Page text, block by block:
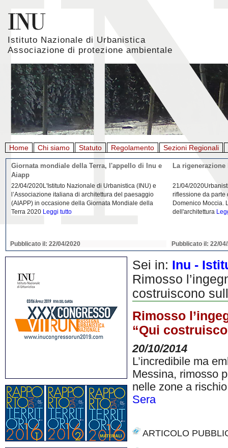
Istituto Nazionale di Urbanistica
Associazione di protezione ambientale
Home Chi siamo Statuto Regolamento Sezioni Regionali
Giornata mondiale della Terra, l'appello di Inu e
Aiapp
22/04/2020L'Istituto Nazionale di Urbanistica (INU) e
l’Associazione italiana di architettura del paesaggio
(AIAPP) in occasione della Giornata Mondiale della
Terra 2020 Leggi tutto
Pubblicato il: 22/04/2020
La
21/04/
riflessione da parte
Domenico Moccia.
dell'architettura
Pubblicato il: 22/
Sei in: Inu -
Rimosso
costruiscono
Rimosso
“Qui
20/10/2014
L’incredibile ma
Messina, rimosso
nelle zone a
Sera
ARTICOLO